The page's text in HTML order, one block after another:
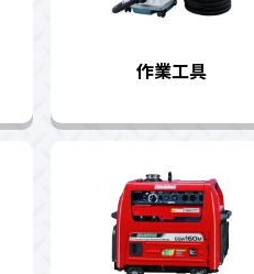
作業工具